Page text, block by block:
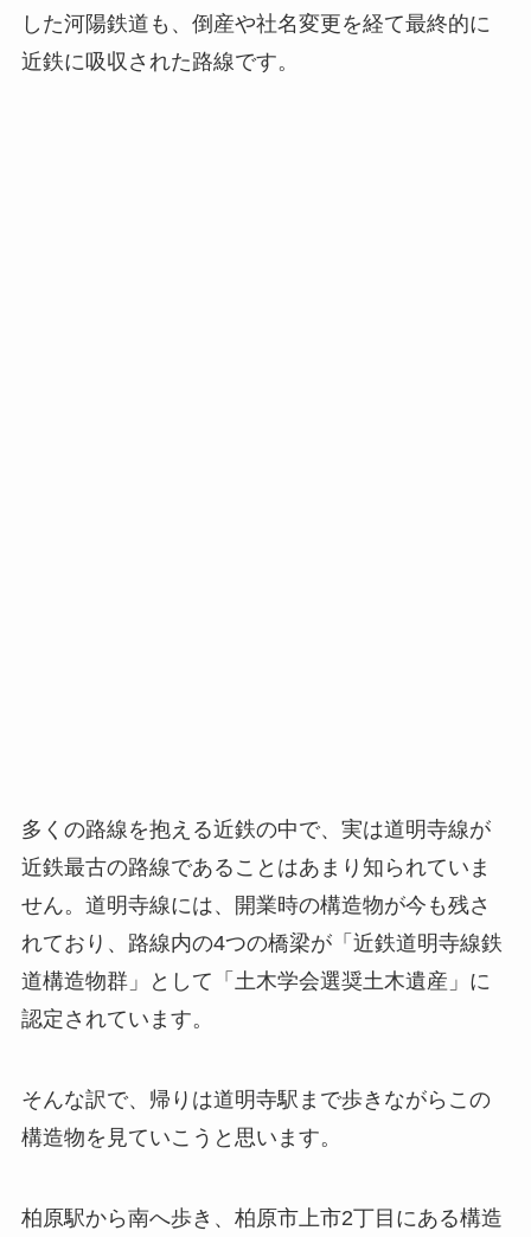
した河陽鉄道も、倒産や社名変更を経て最終的に
近鉄に吸収された路線です。
多くの路線を抱える近鉄の中で、実は道明寺線が
近鉄最古の路線であることはあまり知られていま
せん。道明寺線には、開業時の構造物が今も残さ
れており、路線内の4つの橋梁が「近鉄道明寺線鉄
道構造物群」として「土木学会選奨土木遺産」に
認定されています。
そんな訳で、帰りは道明寺駅まで歩きながらこの
構造物を見ていこうと思います。
柏原駅から南へ歩き、柏原市上市2丁目にある構造